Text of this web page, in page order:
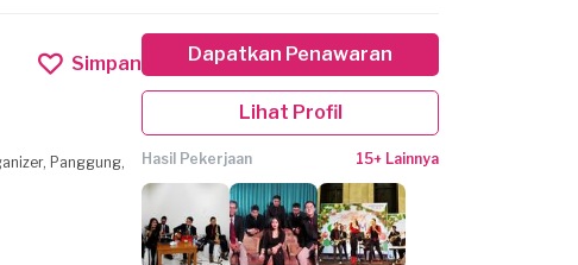
Simpan
Panggung,
Dapatkan Penawaran
Lihat Profil
Hasil Pekerjaan 15+ Lainnya